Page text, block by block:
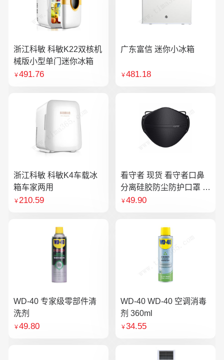
浙江科敏 科敏K22双核机
械版小型单门迷你冰箱
￥491.76
广东富信 迷你小冰箱
￥481.18
浙江科敏 科敏K4车载冰
箱车家两用
￥210.59
看守者 现货 看守者口鼻
分离硅胶防尘防护口罩 1
个口罩含10片滤芯
￥49.90
WD-40 专家级零部件清
洗剂
￥49.80
WD-40 WD-40 空调消毒
剂 360ml
￥34.55